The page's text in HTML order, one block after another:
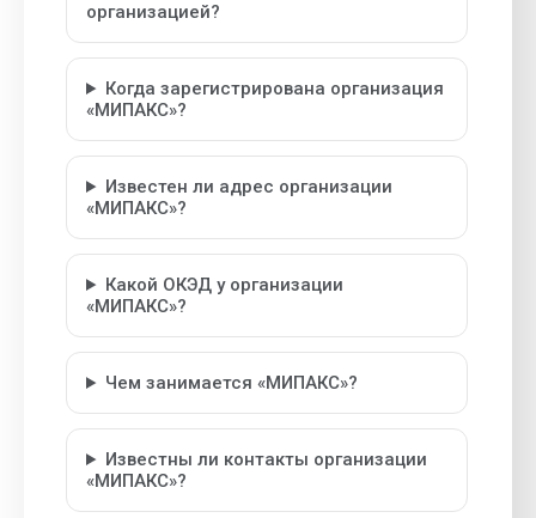
организацией?
Когда зарегистрирована организация
«МИПАКС»?
Известен ли адрес организации
«МИПАКС»?
Какой ОКЭД у организации
«МИПАКС»?
Чем занимается «МИПАКС»?
Известны ли контакты организации
«МИПАКС»?